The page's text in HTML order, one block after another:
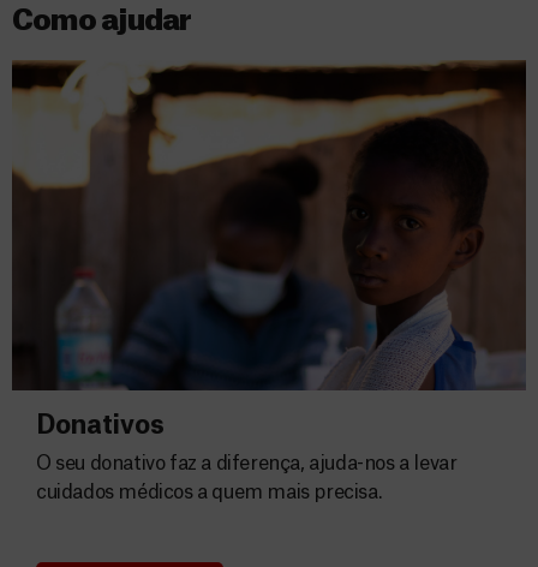
Como ajudar
Donativos
O seu donativo faz a diferença, ajuda-nos a levar
cuidados médicos a quem mais precisa.